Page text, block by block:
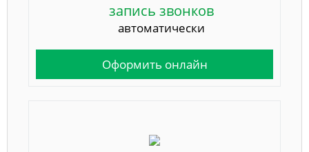
запись звонков
автоматически
Оформить онлайн